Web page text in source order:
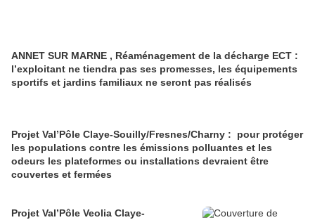
ANNET SUR MARNE , Réaménagement de la décharge ECT :
l’exploitant ne tiendra pas ses promesses, les équipements
sportifs et jardins familiaux ne seront pas réalisés
Projet Val’Pôle Claye-Souilly/Fresnes/Charny : pour protéger
les populations contre les émissions polluantes et les
odeurs les plateformes ou installations devraient être
couvertes et fermées
Projet Val’Pôle Veolia Claye-